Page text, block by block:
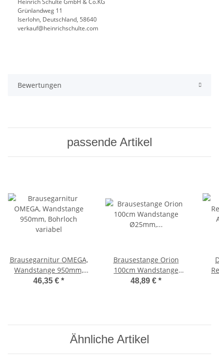
Heinrich Schulte GmbH & Co.KG
Grünlandweg 11
Iserlohn, Deutschland, 58640
verkauf@heinrichschulte.com
Bewertungen
passende Artikel
Brausegarnitur OMEGA,
Wandstange 950mm,
Bohrloch variabel
46,35 € *
Brausestange Orion
100cm Wandstange
Ø25mm, beidseitig
48,89 € *
Ähnliche Artikel